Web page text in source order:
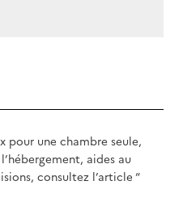
pour une chambre seule,
aides au
consultez l’article “